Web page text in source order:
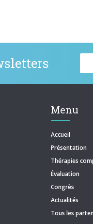
Menu
Accueil
Présentation
Thérapies
Évaluation
Congrès
Actualités
Tous les